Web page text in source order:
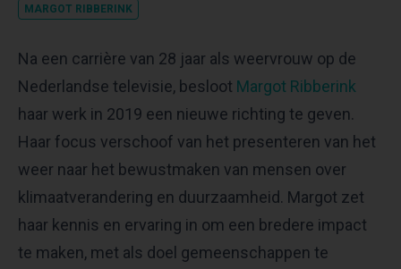
MARGOT RIBBERINK
Na een carrière van 28 jaar als weervrouw op de
Nederlandse televisie, besloot Margot Ribberink
haar werk in 2019 een nieuwe richting te geven.
Haar focus verschoof van het presenteren van het
weer naar het bewustmaken van mensen over
klimaatverandering en duurzaamheid. Margot zet
haar kennis en ervaring in om een bredere impact
te maken, met als doel gemeenschappen te